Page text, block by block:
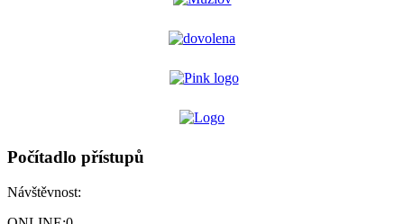
Počítadlo přístupů
Návštěvnost: